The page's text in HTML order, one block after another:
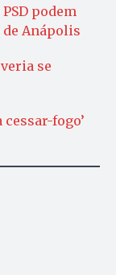
podem
Anápolis
se
fogo’